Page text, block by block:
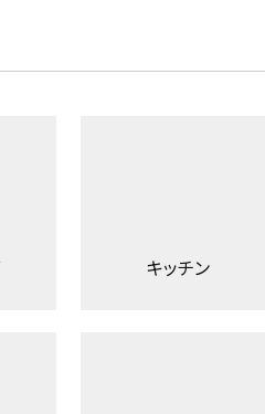
キッチン